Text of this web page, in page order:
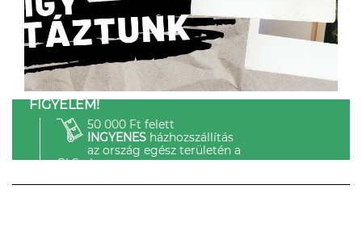
FIGYELEM!
50 000 Ft felett
INGYENESházhozszállítás
az ország egész területén a
GLS-el.